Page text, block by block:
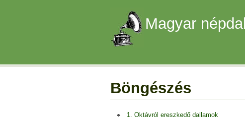
Magyar
Böngészés
1. Oktávról ereszkedő dallamok